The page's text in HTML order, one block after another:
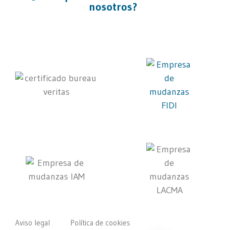
nosotros?
Aviso legal
Política de cookies